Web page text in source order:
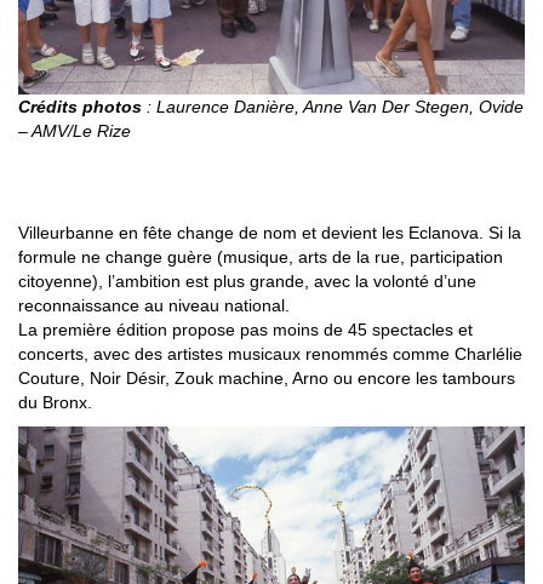
Crédits photos : Laurence Danière, Anne Van Der Stegen, Ovide
– AMV/Le Rize
Villeurbanne en fête change de nom et devient les Eclanova. Si la
formule ne change guère (musique, arts de la rue, participation
citoyenne), l’ambition est plus grande, avec la volonté d’une
reconnaissance au niveau national.
La première édition propose pas moins de 45 spectacles et
concerts, avec des artistes musicaux renommés comme Charlélie
Couture, Noir Désir, Zouk machine, Arno ou encore les tambours
du Bronx.